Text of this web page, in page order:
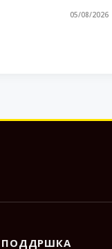
05/08/2026
ПОДДРШКА